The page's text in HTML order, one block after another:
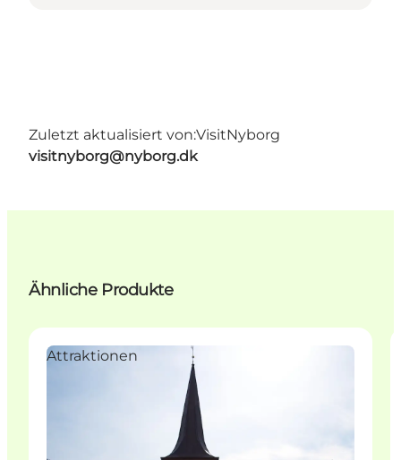
Zuletzt aktualisiert von:VisitNyborg
visitnyborg@nyborg.dk
Ähnliche Produkte
Attraktionen